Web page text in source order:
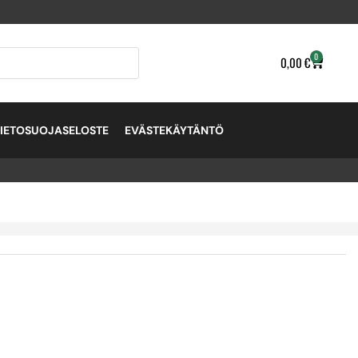
0,00€ 0
EVÄSTEKÄYTÄNTÖ